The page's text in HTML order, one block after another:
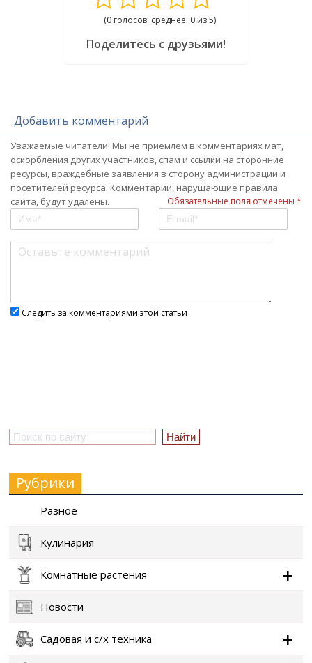
(0 голосов, среднее: 0 из 5)
Поделитесь с друзьями!
Добавить комментарий
Уважаемые читатели! Мы не приемлем в комментариях мат,
оскорбления других участников, спам и ссылки на сторонние
ресурсы, враждебные заявления в сторону администрации и
посетителей ресурса. Комментарии, нарушающие правила
сайта, будут удалены.
Обязательные поля отмечены *
Следить за комментариями этой статьи
Рубрики
Разное
Кулинария
Комнатные растения
Новости
Садовая и с/х техника